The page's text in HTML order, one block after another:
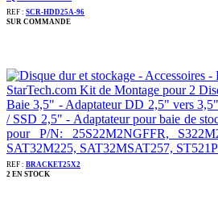
REF : SCR-HDD25A-96
SUR COMMANDE
StarTech.com Kit de Montage pour 2
Baie 3,5" - Adaptateur DD 2,5" vers
/ SSD 2,5" - Adaptateur pour baie de
pour P/N: 25S22M2NGFFR,
SAT32M225, SAT32MSAT257,
REF : BRACKET25X2
2 EN STOCK